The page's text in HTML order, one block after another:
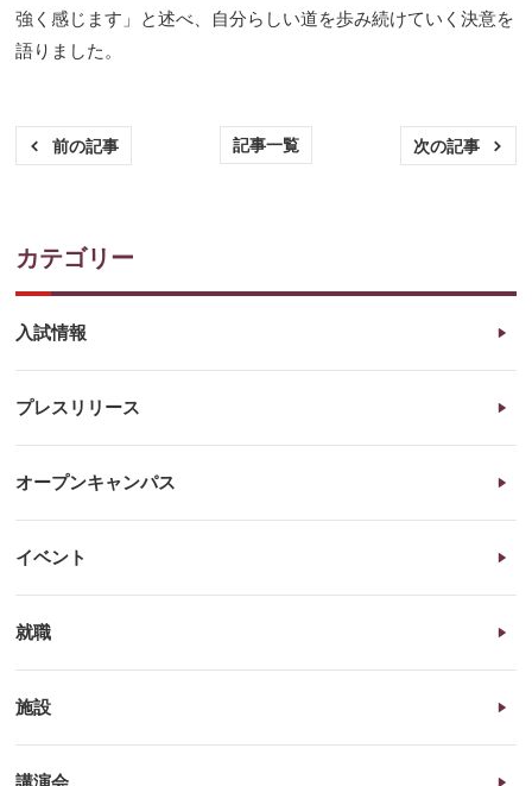
強く感じます」と述べ、自分らしい道を歩み続けていく決意を
語りました。
前の記事 記事一覧 次の記事
カテゴリー
入試情報
プレスリリース
オープンキャンパス
イベント
就職
施設
講演会